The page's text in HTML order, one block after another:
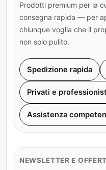
Prodotti premium per la
consegna rapida — per
chiunque voglia che il
non solo pulito.
Spedizione rapida
Privati e
Assistenza
NEWSLETTER E